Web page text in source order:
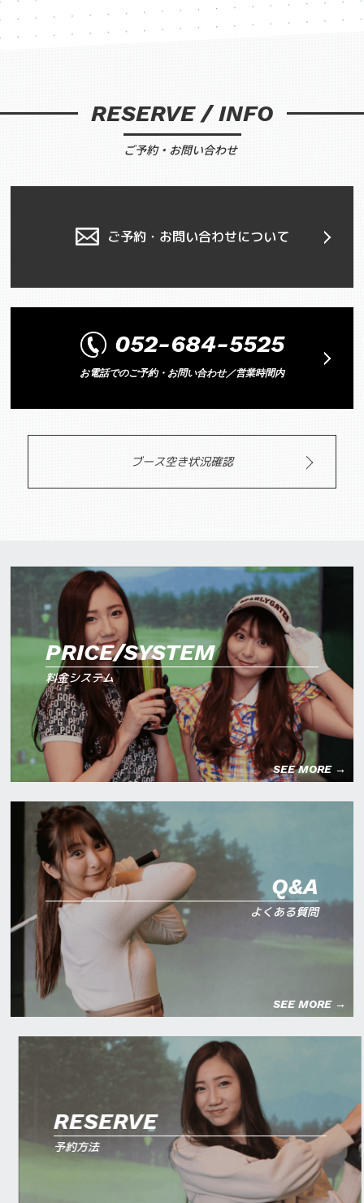
RESERVE / INFO
ご予約・お問い合わせ
ご予約・お問い合わせについて
052-684-5525
お電話でのご予約・お問い合わせ／営業時間内
ブース空き状況確認
PRICE/SYSTEM
料金システム
SEE MORE →
Q&A
よくある質問
SEE MORE →
RESERVE
予約方法